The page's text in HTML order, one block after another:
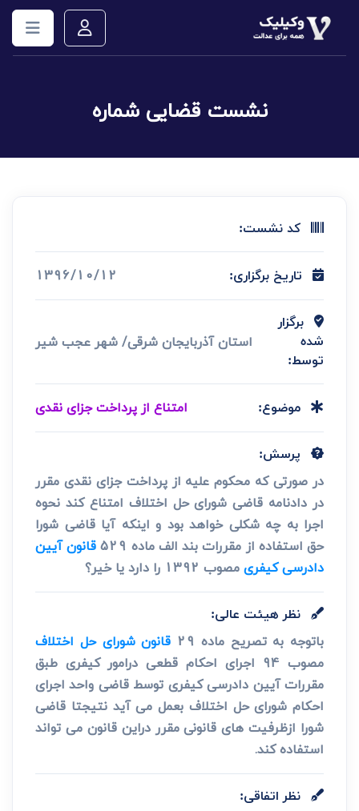
نشست قضایی شماره
کد نشست:
تاریخ برگزاری: 1396/10/12
برگزار
شده
توسط:
استان آذربایجان شرقی/ شهر عجب شیر
موضوع: امتناع از پرداخت جزای نقدی
پرسش:
در صورتی که محکوم علیه از پرداخت جزای نقدی مقرر
در دادنامه قاضی شورای حل اختلاف امتناع کند نحوه
اجرا به چه شکلی خواهد بود و اینکه آیا قاضی شورا
حق استفاده از مقررات بند الف ماده 529
قانون آیین
دادرسی کیفریمصوب 1392 را دارد یا خیر؟
نظر هیئت عالی:
باتوجه به تصریح ماده 29
قانون شورای حل اختلاف
مصوب 94 اجرای احکام قطعی درامور کیفری طبق
مقررات آیین دادرسی کیفری توسط قاضی واحد اجرای
احکام شورای حل اختلاف بعمل می آید نتیجتا قاضی
شورا ازظرفیت های قانونی مقرر دراین قانون می تواند
استفاده کند.
نظر اتفاقی: